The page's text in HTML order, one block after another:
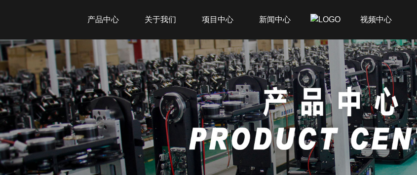
产品中心 关于我们 项目中心 新闻中心 视频中心